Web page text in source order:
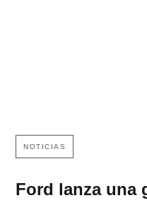
NOTICIAS
Ford lanza una